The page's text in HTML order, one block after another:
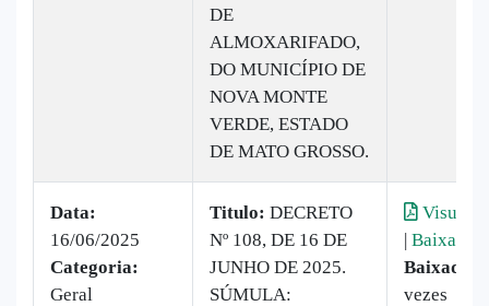
DE
ALMOXARIFADO,
DO MUNICÍPIO DE
NOVA MONTE
VERDE, ESTADO
DE MATO GROSSO.
Data:
16/06/2025
Categoria:
Geral
Titulo: DECRETO
Nº 108, DE 16 DE
JUNHO DE 2025.
SÚMULA:
| Baixar
Baixado:
vezes